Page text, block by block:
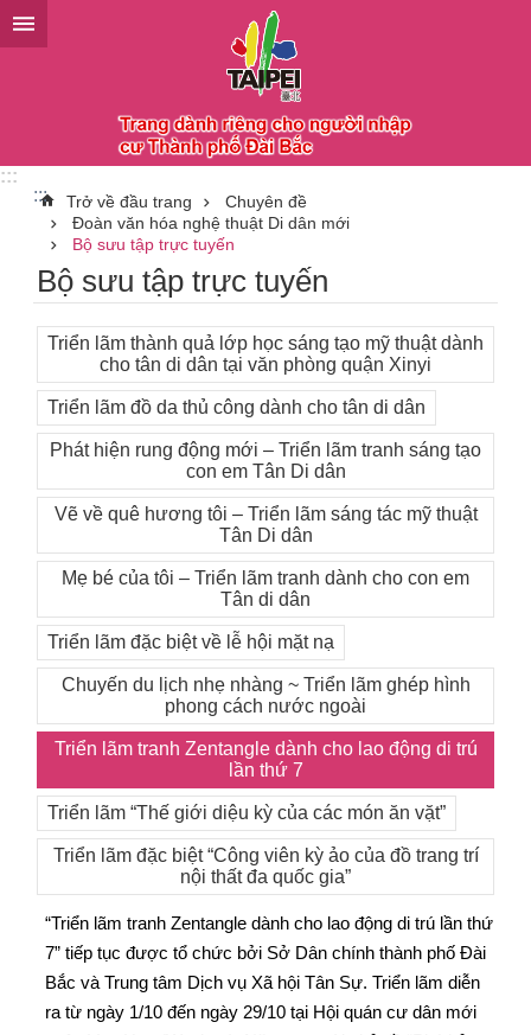
Chuyển đến khối nội dung chính
:::
:::
Trở về đầu trang
Chuyên đề
Đoàn văn hóa nghệ thuật Di dân mới
Bộ sưu tập trực tuyến
Bộ sưu tập trực tuyến
Triển lãm thành quả lớp học sáng tạo mỹ thuật dành
cho tân di dân tại văn phòng quận Xinyi
Triển lãm đồ da thủ công dành cho tân di dân
Phát hiện rung động mới – Triển lãm tranh sáng tạo
con em Tân Di dân
Vẽ về quê hương tôi – Triển lãm sáng tác mỹ thuật
Tân Di dân
Mẹ bé của tôi – Triển lãm tranh dành cho con em
Tân di dân
Triển lãm đặc biệt về lễ hội mặt nạ
Chuyến du lịch nhẹ nhàng ~ Triển lãm ghép hình
phong cách nước ngoài
Triển lãm tranh Zentangle dành cho lao động di trú
lần thứ 7
Triển lãm “Thế giới diệu kỳ của các món ăn vặt”
Triển lãm đặc biệt “Công viên kỳ ảo của đồ trang trí
nội thất đa quốc gia”
“Triển lãm tranh Zentangle dành cho lao động di trú lần thứ
7” tiếp tục được tổ chức bởi Sở Dân chính thành phố Đài
Bắc và Trung tâm Dịch vụ Xã hội Tân Sự. Triển lãm diễn
ra từ ngày 1/10 đến ngày 29/10 tại Hội quán cư dân mới